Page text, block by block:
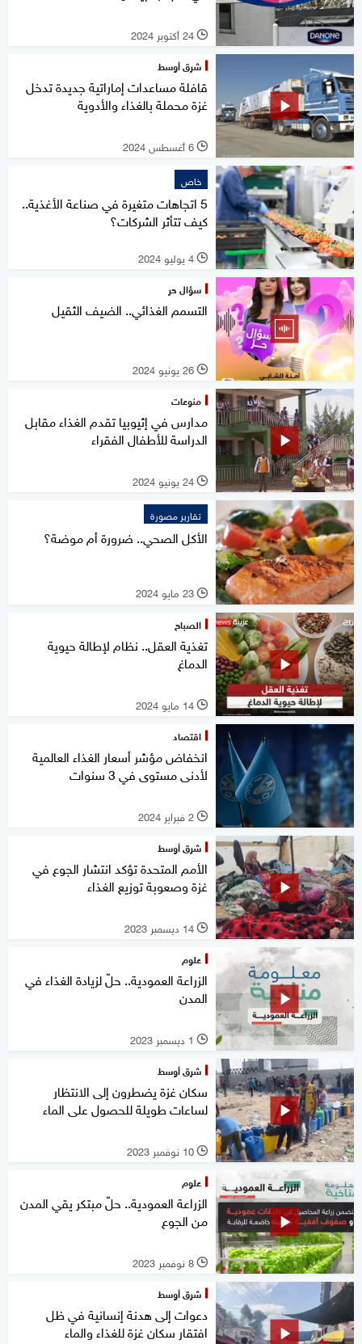
l 24 أكتوبر 2024
شرق أوسط
قافلة مساعدات إماراتية جديدة تدخل
غزة محملة بالغذاء والأدوية
l 6 أغسطس 2024
خاص
5 اتجاهات متغيرة في صناعة الأغذية..
كيف تتأثر الشركات؟
l 4 يوليو 2024
سؤال حر
التسمم الغذائي.. الضيف الثقيل
l 26 يونيو 2024
منوعات
مدارس في إثيوبيا تقدم الغذاء مقابل
الدراسة للأطفال الفقراء
l 24 يونيو 2024
تقارير مصورة
الأكل الصحي.. ضرورة أم موضة؟
l 23 مايو 2024
الصباح
تغذية العقل.. نظام لإطالة حيوية
الدماغ
l 14 مايو 2024
اقتصاد
انخفاض مؤشر أسعار الغذاء العالمية
لأدنى مستوى في 3 سنوات
l 2 فبراير 2024
شرق أوسط
الأمم المتحدة تؤكد انتشار الجوع في
غزة وصعوبة توزيع الغذاء
l 14 ديسمبر 2023
علوم
الزراعة العمودية.. حلّ لزيادة الغذاء في
المدن
l 1 ديسمبر 2023
شرق أوسط
سكان غزة يضطرون إلى الانتظار
لساعات طويلة للحصول على الماء
l 10 نوفمبر 2023
علوم
الزراعة العمودية.. حلّ مبتكر يقي المدن
من الجوع
l 8 نوفمبر 2023
شرق أوسط
دعوات إلى هدنة إنسانية في ظل
افتقار سكان غزة للغذاء والماء